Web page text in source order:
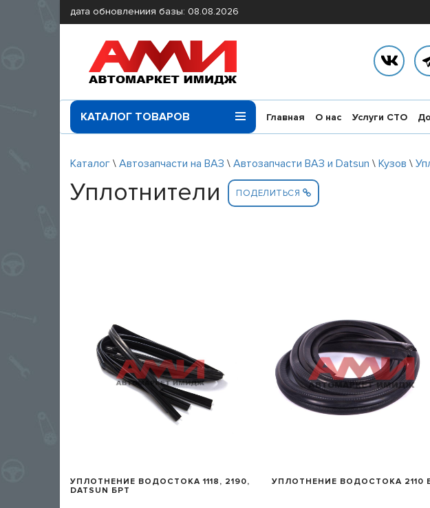
дата обновлениия базы: 08.08.2026
КАТАЛОГ ТОВАРОВ Главная О нас Услуги СТО
Каталог \ Автозапчасти на ВАЗ \ Автозапчасти ВАЗ и Datsun \ Кузов \
Уплотнители ПОДЕЛИТЬСЯ
БЫСТРЫЙ ПРОСМОТР
УПЛОТНЕНИЕ ВОДОСТОКА 1118, 2190,
DATSUN БРТ
БЫСТРЫЙ ПРОСМОТР
УПЛОТНЕНИЕ ВОДОСТОКА 2110